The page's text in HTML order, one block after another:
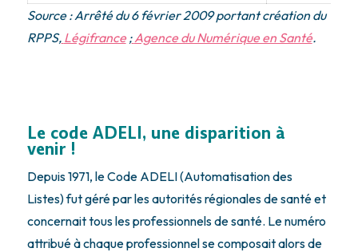
Source : Arrêté du 6 février 2009 portant création du
RPPS, Légifrance; Agence du Numérique en Santé.
Le code ADELI, une disparition à
venir !
Depuis 1971, le Code ADELI (Automatisation des
Listes) fut géré par les autorités régionales de santé et
concernait tous les professionnels de santé. Le numéro
attribué à chaque professionnel se composait alors de